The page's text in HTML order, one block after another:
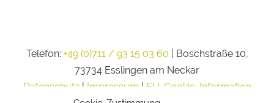
Telefon: +49 (0)711 / 93 15 03 60 | Boschstraße 10,
73734 Esslingen am Neckar
Datenschutz| Impressum | EU-Cookie-Information